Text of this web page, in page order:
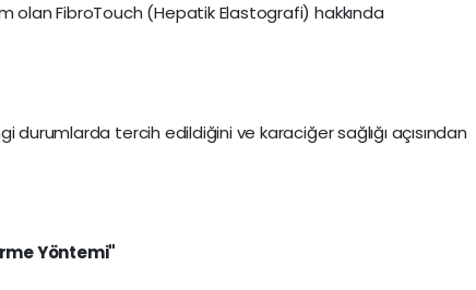
olan FibroTouch (Hepatik Elastografi) hakkında
durumlarda tercih edildiğini ve karaciğer sağlığı açısından
Yöntemi"